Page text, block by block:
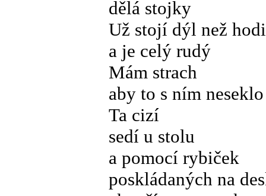
dělá stojky
Už stojí dýl než
a je celý rudý
Mám strach
aby to s ním neseklo
Ta cizí
sedí u stolu
a pomocí rybiček
poskládaných na